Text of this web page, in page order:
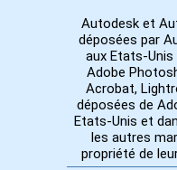
Autodesk et
déposées par
aux Etats-
Adobe
Acrobat,
déposées de
Etats-Unis et
les autres
propriété de